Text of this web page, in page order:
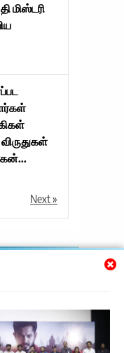
மிஸ்டரி
Next »